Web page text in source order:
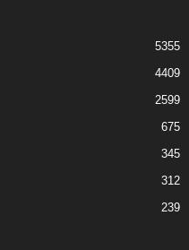
5355
4409
2599
675
345
312
239